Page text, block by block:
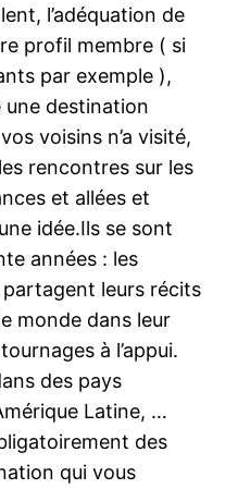
l’adéquation de
profil membre ( si
par exemple ),
une destination
voisins n’a visité,
rencontres sur les
et allées et
idée.Ils se sont
années : les
leurs récits
monde dans leur
à l’appui.
des pays
Latine, …
des
qui vous